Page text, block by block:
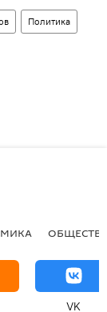
Политика
VK